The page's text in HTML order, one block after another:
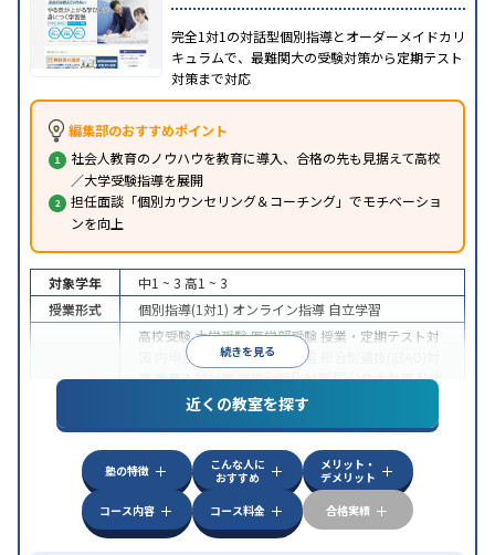
完全1対1の対話型個別指導とオーダーメイドカリ
キュラムで、最難関大の受験対策から定期テスト
対策まで対応
編集部のおすすめポイント
社会人教育のノウハウを教育に導入、合格の先も見据えて高校
／大学受験指導を展開
担任面談「個別カウンセリング＆コーチング」でモチベーショ
ンを向上
続きを見る
対象学年 中1 ~ 3 高1 ~ 3
授業形式
個別指導(1対1) オンライン指導 自立学習
高校受験大学受験医学部受験 授業・定期テスト対
内申点対策学習習慣の定着
策推薦入試対策学校別特化対策国公立大対策私大
共通テスト対策英検(英語検定)対策
その
特徴
中高一貫校生に対応授業の振替可能 不登校生に対
学習にPC・タブレットを利用オンライン対応
科目から受講可能季節講習のみの受講可自習室あ
り
近くの教室を探す
塾の特徴
こんな人に
おすすめ
メリット・
デメリット
コース内容
コース料金 合格実績